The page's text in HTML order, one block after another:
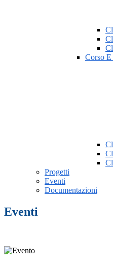
Corso
Progetti
Eventi
Documentazioni
Eventi